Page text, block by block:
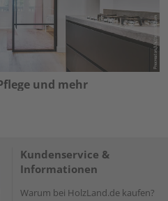
und mehr
Kundenservice &
Informationen
Warum bei HolzLand.de kaufen?